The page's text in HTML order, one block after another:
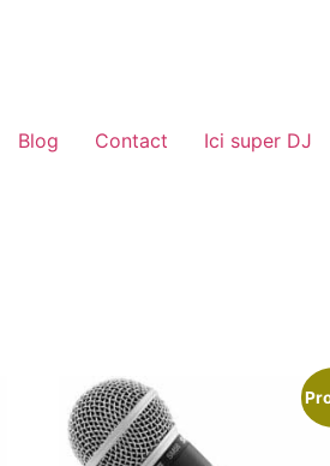
Blog Contact Ici super DJ